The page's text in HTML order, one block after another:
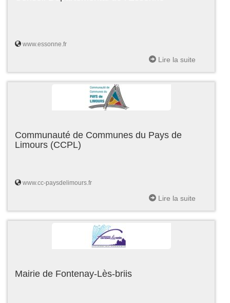
www.essonne.fr
Lire la suite
Communauté de Communes du Pays de
Limours (CCPL)
www.cc-paysdelimours.fr
Lire la suite
Mairie de Fontenay-Lès-briis